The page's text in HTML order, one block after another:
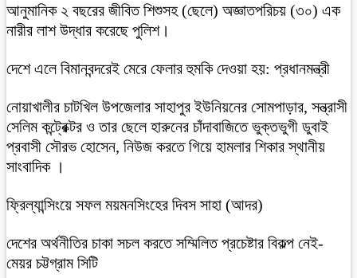
আনুমানিক ২ বছরের জীবিত শিশুসহ (ছেলে) অজ্ঞাতপরিচয় (৩০) এক
নারীর লাশ উদ্ধার করেছে পুলিশ।
দেশে এলে বিমানবন্দরেই মেরে ফেলার হুমকি দেওয়া হয়: প্রধানমন্ত্রী
নোয়াখালীর চাটখিল উপজেলার সাহাপুর ইউনিয়নের সোমপাড়ার, সন্ত্রাসী
সেলিম কন্ট্রেক্টর ও তার ছেলে হারুনের চাঁদাবাজিতে ভুক্তভুগী ডুবাই
প্রবাসী সৌরভ হোসেন, নিউজ করতে গিয়ে হামলার শিকার স্থানীয়
সাংবাদিক ।
ফ্রিল্যান্সিংয়ে সফল ময়মনসিংহের দিবস সাহা (আদর)
দেশের অর্থনীতির চাকা সচল করতে সম্মিলিত প্রচেষ্টার বিকল্প নেই-
মেয়র চট্টগ্রাম সিটি